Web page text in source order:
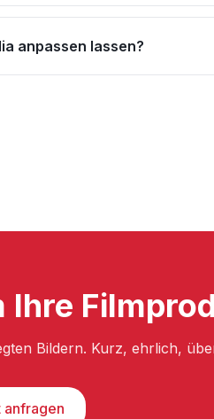
anpassen lassen?
Ihre
Bildern. Kurz, ehrlich,
anfragen